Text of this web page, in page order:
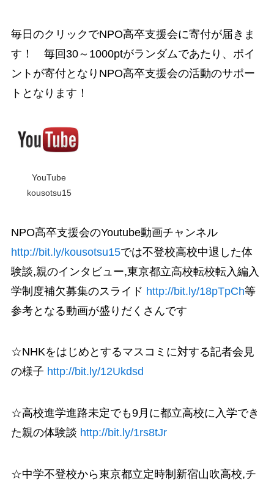
毎日のクリックでNPO高卒支援会に寄付が届きま
す！ 毎回30～1000ptがランダムであたり、ポイ
ントが寄付となりNPO高卒支援会の活動のサポー
トとなります！
YouTube
kousotsu15
NPO高卒支援会のYoutube動画チャンネル
http://bit.ly/kousotsu15では不登校高校中退した体
験談,親のインタビュー,東京都立高校転校転入編入
学制度補欠募集のスライド http://bit.ly/18pTpCh等
参考となる動画が盛りだくさんです
☆NHKをはじめとするマスコミに対する記者会見
の様子 http://bit.ly/12Ukdsd
☆高校進学進路未定でも9月に都立高校に入学でき
た親の体験談 http://bit.ly/1rs8tJr
☆中学不登校から東京都立定時制新宿山吹高校,チ